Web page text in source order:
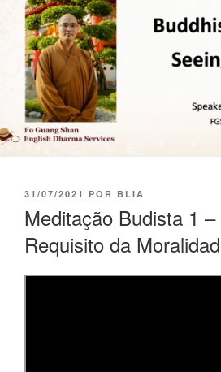
31/07/2021 POR BLIA
Meditação Budista 1
Requisito da